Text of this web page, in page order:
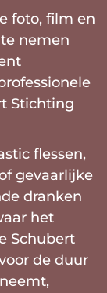
foto, film en
nemen
Stichting
flessen,
gevaarlijke
dranken
het
Schubert
de duur